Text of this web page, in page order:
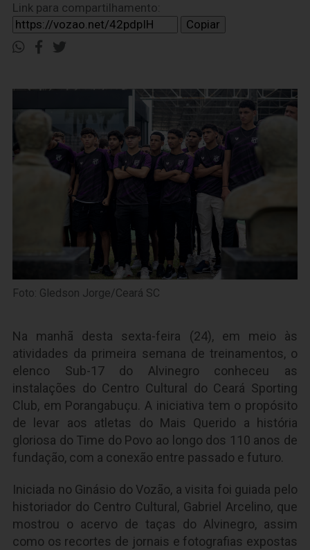
Link para compartilhamento:
Copiar
Foto: Gledson Jorge/Ceará SC
Na manhã desta sexta-feira (24), em meio às
atividades da primeira semana de treinamentos, o
elenco Sub-17 do Alvinegro conheceu as
instalações do Centro Cultural do Ceará Sporting
Club, em Porangabuçu. A iniciativa tem o propósito
de levar aos atletas do Mais Querido a história
gloriosa do Time do Povo ao longo dos 110 anos de
fundação, com a conexão entre passado e futuro.
Iniciada no Ginásio do Vozão, a visita foi guiada pelo
historiador do Centro Cultural, Gabriel Arcelino, que
mostrou o acervo de taças do Alvinegro, assim
como os recortes de jornais e fotografias expostas